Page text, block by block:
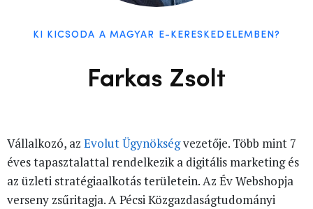
KI KICSODA A MAGYAR E-KERESKEDELEMBEN?
Farkas Zsolt
Vállalkozó, az Evolut Ügynökségvezetője. Több mint 7
éves tapasztalattal rendelkezik a digitális marketing és
az üzleti stratégiaalkotás területein. Az Év Webshopja
verseny zsűritagja. A Pécsi Közgazdaságtudományi